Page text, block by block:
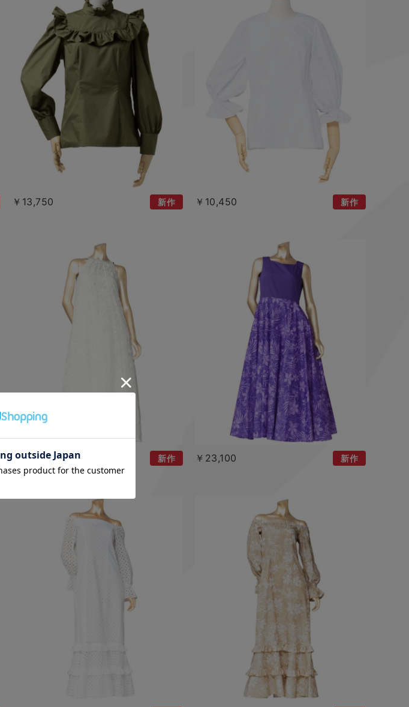
￥13,750 新作 ￥10,450 新作
￥26,400 新作 ￥23,100 新作